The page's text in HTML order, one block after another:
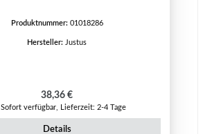
Produktnummer: 01018286
Hersteller: Justus
Regulärer Preis:
38,36 €
Sofort verfügbar, Lieferzeit: 2-4 Tage
Details